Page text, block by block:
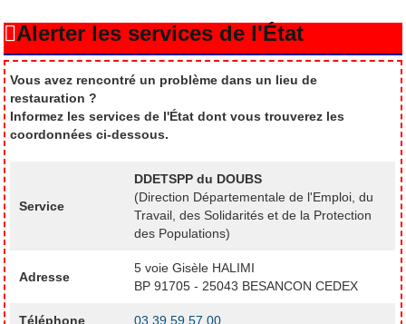
Alerter les services de l'État
Vous avez rencontré un problème dans un lieu de
restauration ?
Informez les services de l'État dont vous trouverez les
coordonnées ci-dessous.
Service
DDETSPP du DOUBS
(Direction Départementale de l'Emploi, du
Travail, des Solidarités et de la Protection
des Populations)
Adresse
5 voie Gisèle HALIMI
BP 91705 - 25043 BESANCON CEDEX
Téléphone 03 39 59 57 00